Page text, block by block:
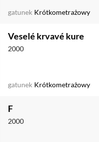
gatunek Krótkometrażowy
Veselé krvavé kure
2000
gatunek Krótkometrażowy
F
2000